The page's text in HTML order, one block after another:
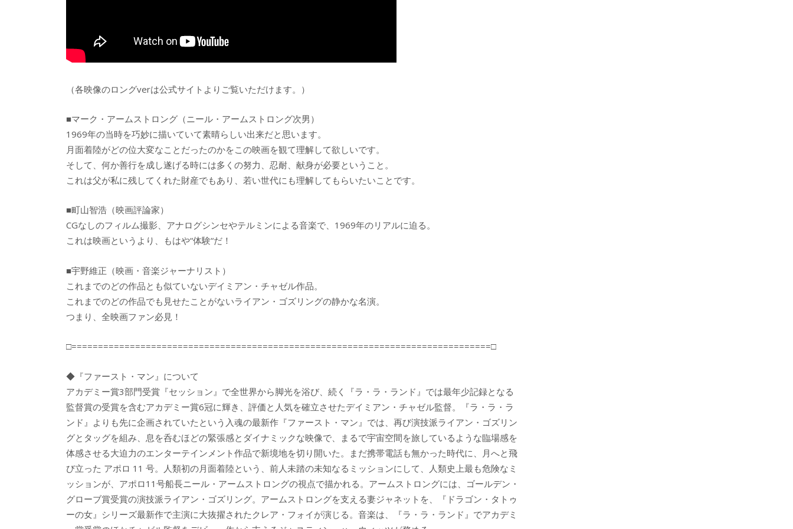
（各映像のロングverは公式サイトよりご覧いただけます。）
■マーク・アームストロング（ニール・アームストロング次男）
1969年の当時を巧妙に描いていて素晴らしい出来だと思います。
月面着陸がどの位大変なことだったのかをこの映画を観て理解して欲しいです。
そして、何か善行を成し遂げる時には多くの努力、忍耐、献身が必要ということ。
これは父が私に残してくれた財産でもあり、若い世代にも理解してもらいたいことです。
■町山智浩（映画評論家）
CGなしのフィルム撮影、アナログシンセやテルミンによる音楽で、1969年のリアルに迫る。
これは映画というより、もはや“体験“だ！
■宇野維正（映画・音楽ジャーナリスト）
これまでのどの作品とも似ていないデイミアン・チャゼル作品。
これまでのどの作品でも見せたことがないライアン・ゴズリングの静かな名演。
つまり、全映画ファン必見！
□===============================================================================□
◆『ファースト・マン』について
アカデミー賞3部門受賞『セッション』で全世界から脚光を浴び、続く『ラ・ラ・ランド』では最年少記録となる
監督賞の受賞を含むアカデミー賞6冠に輝き、評価と人気を確立させたデイミアン・チャゼル監督。『ラ・ラ・ラ
ンド』よりも先に企画されていたという入魂の最新作『ファースト・マン』では、再び演技派ライアン・ゴズリン
グとタッグを組み、息を呑むほどの緊張感とダイナミックな映像で、まるで宇宙空間を旅しているような臨場感を
体感させる大迫力のエンターテインメント作品で新境地を切り開いた。まだ携帯電話も無かった時代に、月へと飛
び立った アポロ 11 号。人類初の月面着陸という、前人未踏の未知なるミッションにして、人類史上最も危険なミ
ッションが、アポロ11号船長ニール・アームストロングの視点で描かれる。アームストロングには、ゴールデン・
グローブ賞受賞の演技派ライアン・ゴズリング。アームストロングを支える妻ジャネットを、『ドラゴン・タトゥ
ーの女』シリーズ最新作で主演に大抜擢されたクレア・フォイが演じる。音楽は、『ラ・ラ・ランド』でアカデミ